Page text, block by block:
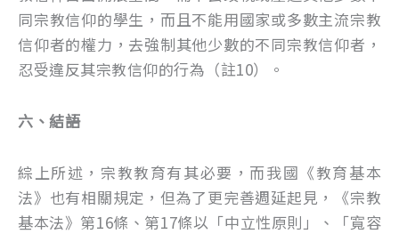
同宗教信仰的學生，而且不能用國家或多數主流宗教
信仰者的權力，去強制其他少數的不同宗教信仰者，
忍受違反其宗教信仰的行為（註10）。
六、結語
綜上所述，宗教教育有其必要，而我國《教育基本
法》也有相關規定，但為了更完善週延起見，《宗教
基本法》第16條、第17條以「中立性原則」、「寬容